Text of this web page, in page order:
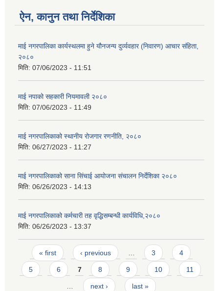
ऐन, कानुन तथा निर्देशिका
माई नगरपालिका कार्यस्थलमा हुने यौनजन्य दुर्व्यवहार (निवारण) आचार संहिता,
२०८०
मिति: 07/06/2023 - 11:51
माई नपाको सहकारी नियमावली २०८०
मिति: 07/06/2023 - 11:49
माई नगरपालिकाको स्थानीय रोजगार रणनीति, २०८०
मिति: 06/27/2023 - 11:27
माई नगरपालिकाको साना सिंचाई आयोजना संचालन निर्देशिका २०८०
मिति: 06/26/2023 - 14:13
माई नगरपालिकाको कर्मचारी तह वृद्धिसम्बन्धी कार्यविधि,२०८०
मिति: 06/26/2023 - 13:37
Pages
« first ‹ previous … 3 4
5 6 7 8 9 10 11
… next › last »